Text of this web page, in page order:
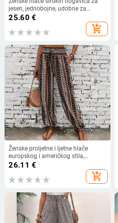
jesen, jednobojne, udobne za
svakodnevno nošenje, s bočnim
džepovima i elastičnim pojasom,
pamukova smjesa
25.60 €
add_shopping_cart
Ženske proljetne i ljetne hlače
europskog i američkog stila,
boemski etnički print, široke,
slimming izgledom, drapiranjem, s
elastičnim strukom, ležerne
26.11 €
add_shopping_cart